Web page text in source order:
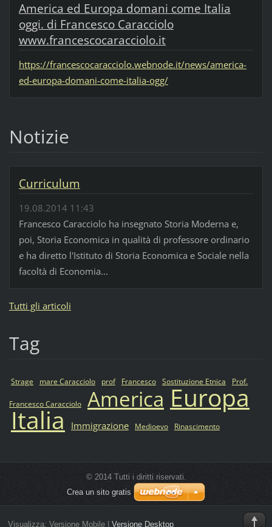
America ed Europa domani come Italia
oggi. di Francesco Caracciolo
www.francescocaracciolo.it
https://francescocaracciolo.webnode.it/news/america-
ed-europa-domani-come-italia-ogg/
Notizie
Curriculum
19.08.2014 11:43
Francesco Caracciolo ha insegnato Storia Moderna e,
poi, Storia Economica in qualità di professore ordinario
e ha diretto l'Istituto di Storia Economica e Sociale nella
facoltà di Economia...
Tutti gli articoli
Tag
Strage mare Caracciolo prof Francesco Sostituzione Etnica Prof.
Francesco Caracciolo America Europa
Italia Immigrazione Medioevo Rinascimento
© 2014 Tutti i diritti riservati.
Crea un sito gratis
Visualizza: Versione Mobile| Versione Desktop